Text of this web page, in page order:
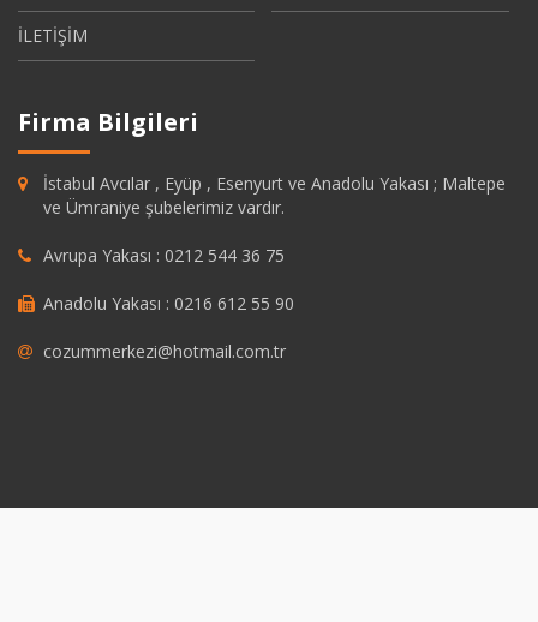
İLETİŞİM
Firma Bilgileri
İstabul Avcılar , Eyüp , Esenyurt ve Anadolu Yakası ; Maltepe
ve Ümraniye şubelerimiz vardır.
Avrupa Yakası : 0212 544 36 75
Anadolu Yakası : 0216 612 55 90
cozummerkezi@hotmail.com.tr